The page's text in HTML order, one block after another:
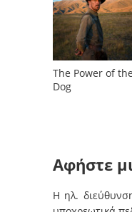
The Power of the
Dog
Αφήστε
Η ηλ.